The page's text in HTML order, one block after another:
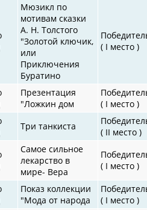
Мюзикл по
мотивам сказки
А. Н. Толстого
"Золотой ключик,
или
Приключения
Буратино
( I место )
Презентация
"Ложкин дом
( I место )
Три танкиста
( II место )
Самое сильное
лекарство в
мире- Вера
( I место )
Показ коллекции
"Мода от народа
( I место )